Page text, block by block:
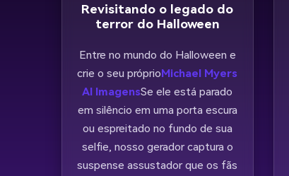
Revisitando o legado do
terror do Halloween
Entre no mundo do Halloween e
crie o seu próprioMichael Myers
AI ImagensSe ele está parado
em silêncio em uma porta escura
ou espreitado no fundo de sua
selfie, nosso gerador captura o
suspense assustador que os fãs